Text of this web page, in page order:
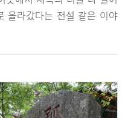
올라갔다는 전설 같은 이야